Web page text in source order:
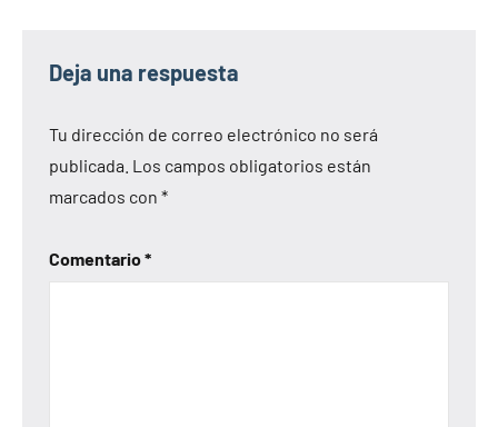
Deja una respuesta
Tu dirección de correo electrónico no será
publicada. Los campos obligatorios están
marcados con *
Comentario*